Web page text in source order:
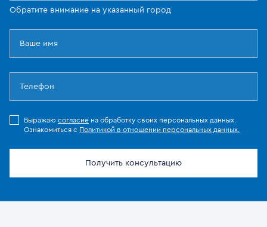
Обратите внимание на указанный город
Выражаю согласие на обработку своих персональных данных.
Ознакомиться с Политикой в отношении персональных данных.
Получить консультацию